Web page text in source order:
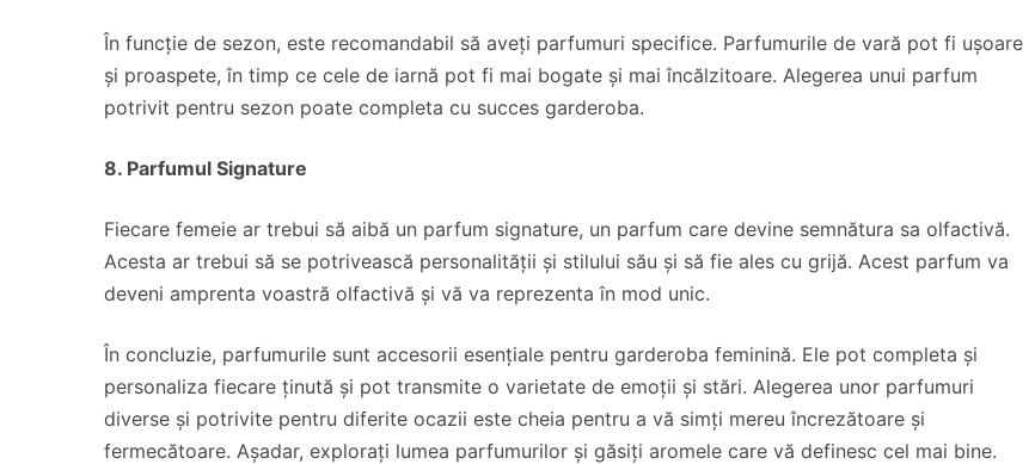
În funcție de sezon, este recomandabil să aveți parfumuri specifice. Parfumurile de vară pot fi ușoare
și proaspete, în timp ce cele de iarnă pot fi mai bogate și mai încălzitoare. Alegerea unui parfum
potrivit pentru sezon poate completa cu succes garderoba.
8. Parfumul Signature
Fiecare femeie ar trebui să aibă un parfum signature, un parfum care devine semnătura sa olfactivă.
Acesta ar trebui să se potrivească personalității și stilului său și să fie ales cu grijă. Acest parfum va
deveni amprenta voastră olfactivă și vă va reprezenta în mod unic.
În concluzie, parfumurile sunt accesorii esențiale pentru garderoba feminină. Ele pot completa și
personaliza fiecare ținută și pot transmite o varietate de emoții și stări. Alegerea unor parfumuri
diverse și potrivite pentru diferite ocazii este cheia pentru a vă simți mereu încrezătoare și
fermecătoare. Așadar, explorați lumea parfumurilor și găsiți aromele care vă definesc cel mai bine.